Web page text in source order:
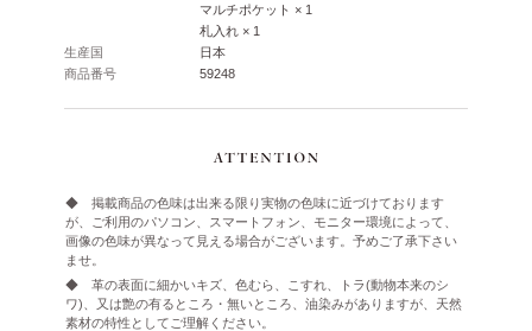
マルチポケット × 1
札入れ × 1
生産国
日本
商品番号
59248
◆ 掲載商品の色味は出来る限り実物の色味に近づけております
が、ご利用のパソコン、スマートフォン、モニター環境によって、
画像の色味が異なって見える場合がございます。予めご了承下さい
ませ。
◆ 革の表面に細かいキズ、色むら、こすれ、トラ(動物本来のシ
ワ)、又は艶の有るところ・無いところ、油染みがありますが、天然
素材の特性としてご理解ください。